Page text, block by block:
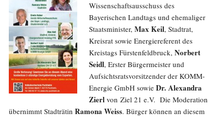
Wissenschaftsausschuss des
Bayerischen Landtags und ehemaliger
Staatsminister, Max Keil, Stadtrat,
Kreisrat sowie Energiereferent des
Kreistags Fürstenfeldbruck, Norbert
Seidl, Erster Bürgermeister und
Aufsichtsratsvorsitzender der KOMM-
Energie GmbH sowie Dr. Alexandra
Zierlvon Ziel 21 e.V. Die Moderation
übernimmt Stadträtin Ramona Weiss. Bürger können an diesem